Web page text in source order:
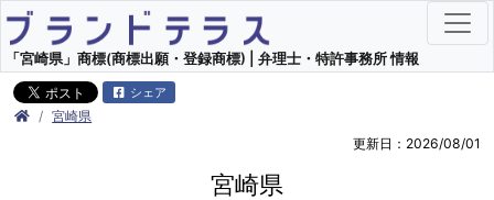
「宮崎県」商標(商標出願・登録商標) | 弁理士・特許事務所 情報
シェア
宮崎県
更新日：2026/08/01
宮崎県